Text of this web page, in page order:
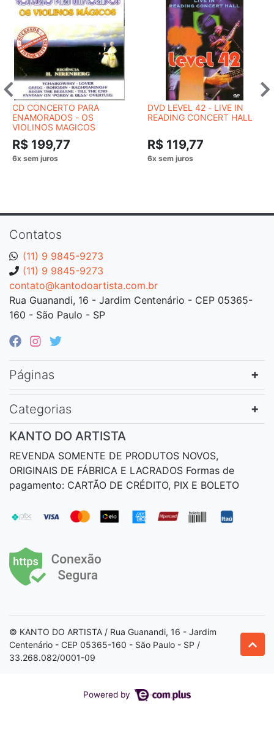
CD CONCERTO PARA
ENAMORADOS - OS
VIOLINOS MAGICOS
R$ 199,77
DVD LEVEL 42 - LIVE IN
READING CONCERT HALL
R$ 119,77
Contatos
(11) 9 9845-9273
(11) 9 9845-9273
contato@kantodoartista.com.br
Rua Guanandi, 16 - Jardim Centenário - CEP 05365-
160 - São Paulo - SP
Páginas
Categorias
KANTO DO ARTISTA
REVENDA SOMENTE DE PRODUTOS NOVOS,
ORIGINAIS DE FÁBRICA E LACRADOS Formas de
pagamento: CARTÃO DE CRÉDITO, PIX E BOLETO
© KANTO DO ARTISTA / Rua Guanandi, 16 - Jardim
Centenário - CEP 05365-160 - São Paulo - SP /
33.268.082/0001-09
Powered by